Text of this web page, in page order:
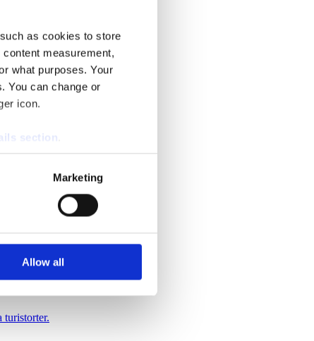
as cookies to store
measurement,
what purposes. Your
You can change or
icon.
section
our traffic. We also share
may combine it with
Marketing
Allow all
ledaren Ebba Busch tal.
pekar ut anledningen.
turistorter.